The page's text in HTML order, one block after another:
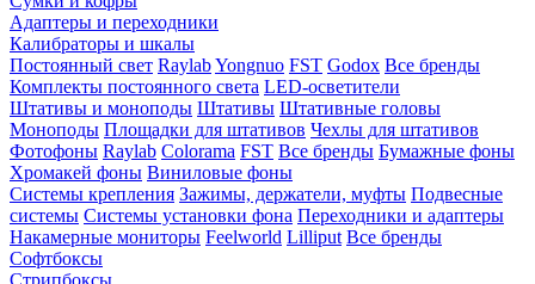
Адаптеры и переходники
Калибраторы и шкалы
Постоянный свет RaylabYongnuo FST Godox Все бренды
Комплекты постоянного света LED-осветители
Штативы и моноподы Штативы Штативные головы
Моноподы Площадки для штативов Чехлы для штативов
Фотофоны Raylab Colorama FST Все бренды Бумажные фоны
Хромакей фоны Виниловые фоны
Системы крепления Зажимы, держатели, муфты Подвесные
системы Системы установки фона Переходники и адаптеры
Накамерные мониторы Feelworld Lilliput Все бренды
Софтбоксы
Стрипбоксы